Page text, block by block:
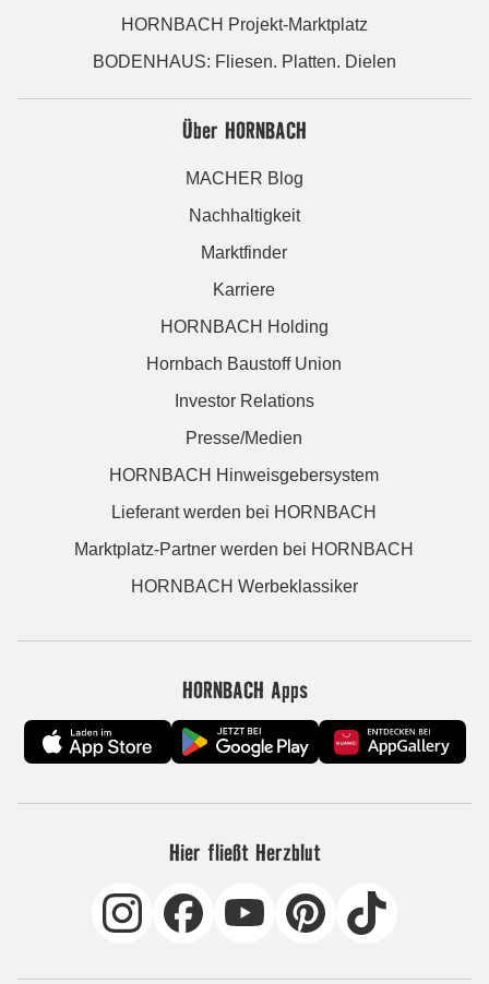
HORNBACH Projekt-Marktplatz
BODENHAUS: Fliesen. Platten. Dielen
Über HORNBACH
MACHER Blog
Nachhaltigkeit
Marktfinder
Karriere
HORNBACH Holding
Hornbach Baustoff Union
Investor Relations
Presse/Medien
HORNBACH Hinweisgebersystem
Lieferant werden bei HORNBACH
Marktplatz-Partner werden bei HORNBACH
HORNBACH Werbeklassiker
HORNBACH Apps
Hier fließt Herzblut